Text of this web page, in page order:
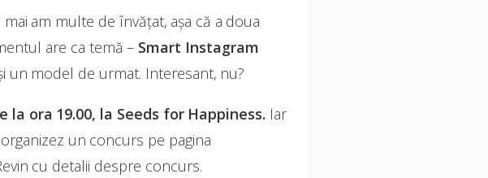
am multe de învățat, așa că a doua
are ca temă – Smart Instagram
un model de urmat. Interesant, nu?
la ora 19.00, la Seeds for Happiness. Iar
un concurs pe pagina
cu detalii despre concurs.